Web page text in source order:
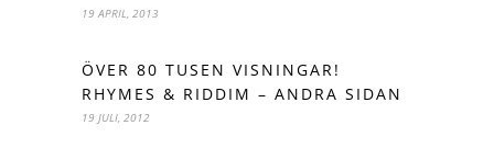
19 APRIL, 2013
ÖVER 80 TUSEN VISNINGAR!
RHYMES & RIDDIM – ANDRA SIDAN
19 JULI, 2012